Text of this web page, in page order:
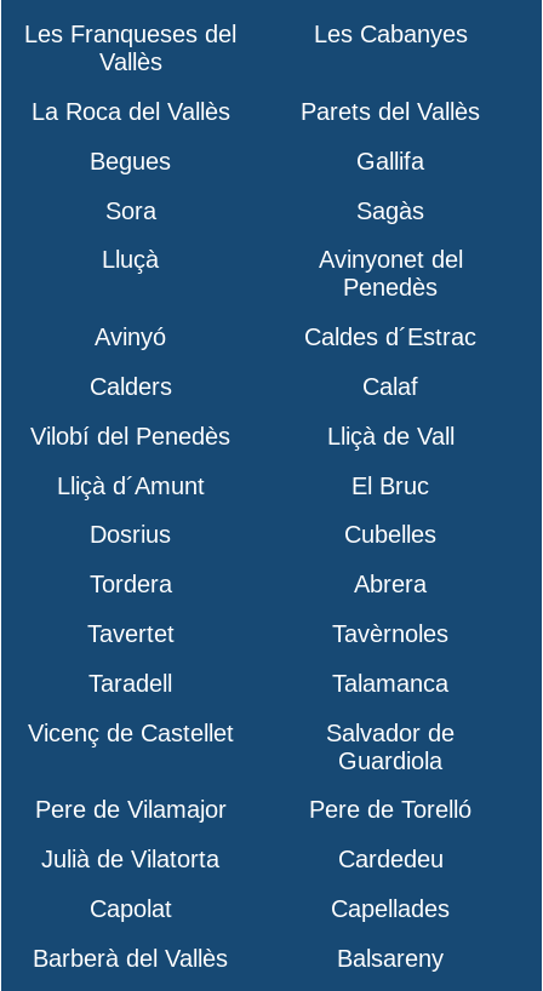
Les Franqueses del
Vallès
Les Cabanyes
La Roca del Vallès
Parets del Vallès
Begues
Gallifa
Sora
Sagàs
Lluçà
Avinyonet del
Penedès
Avinyó
Caldes d´Estrac
Calders
Calaf
Vilobí del Penedès
Lliçà de Vall
Lliçà d´Amunt
El Bruc
Dosrius
Cubelles
Tordera
Abrera
Tavertet
Tavèrnoles
Taradell
Talamanca
Vicenç de Castellet
Salvador de
Guardiola
Pere de Vilamajor
Pere de Torelló
Julià de Vilatorta
Cardedeu
Capolat
Capellades
Barberà del Vallès
Balsareny